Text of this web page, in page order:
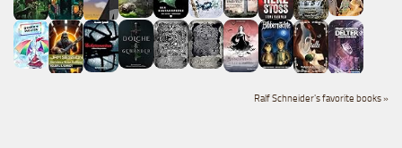
Ralf Schneider's favorite books »